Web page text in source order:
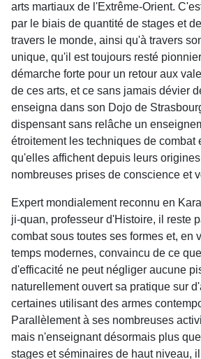
arts martiaux de l'Extrême-Orient.
par le biais de quantité de stages et
travers le monde, ainsi qu'à travers
unique, qu'il est toujours resté
démarche forte pour un retour aux
de ces arts, et ce sans jamais dévier
enseigna dans son Dojo de
dispensant sans relâche un
étroitement les techniques de combat
qu'elles affichent depuis leurs
nombreuses prises de conscience et
Expert mondialement reconnu en
ji-quan, professeur d'Histoire, il reste
combat sous toutes ses formes et, en
temps modernes, convaincu de ce
d'efficacité ne peut négliger aucune
naturellement ouvert sa pratique sur
certaines utilisant des armes
Parallèlement à ses nombreuses
mais n'enseignant désormais plus
stages et séminaires de haut niveau,